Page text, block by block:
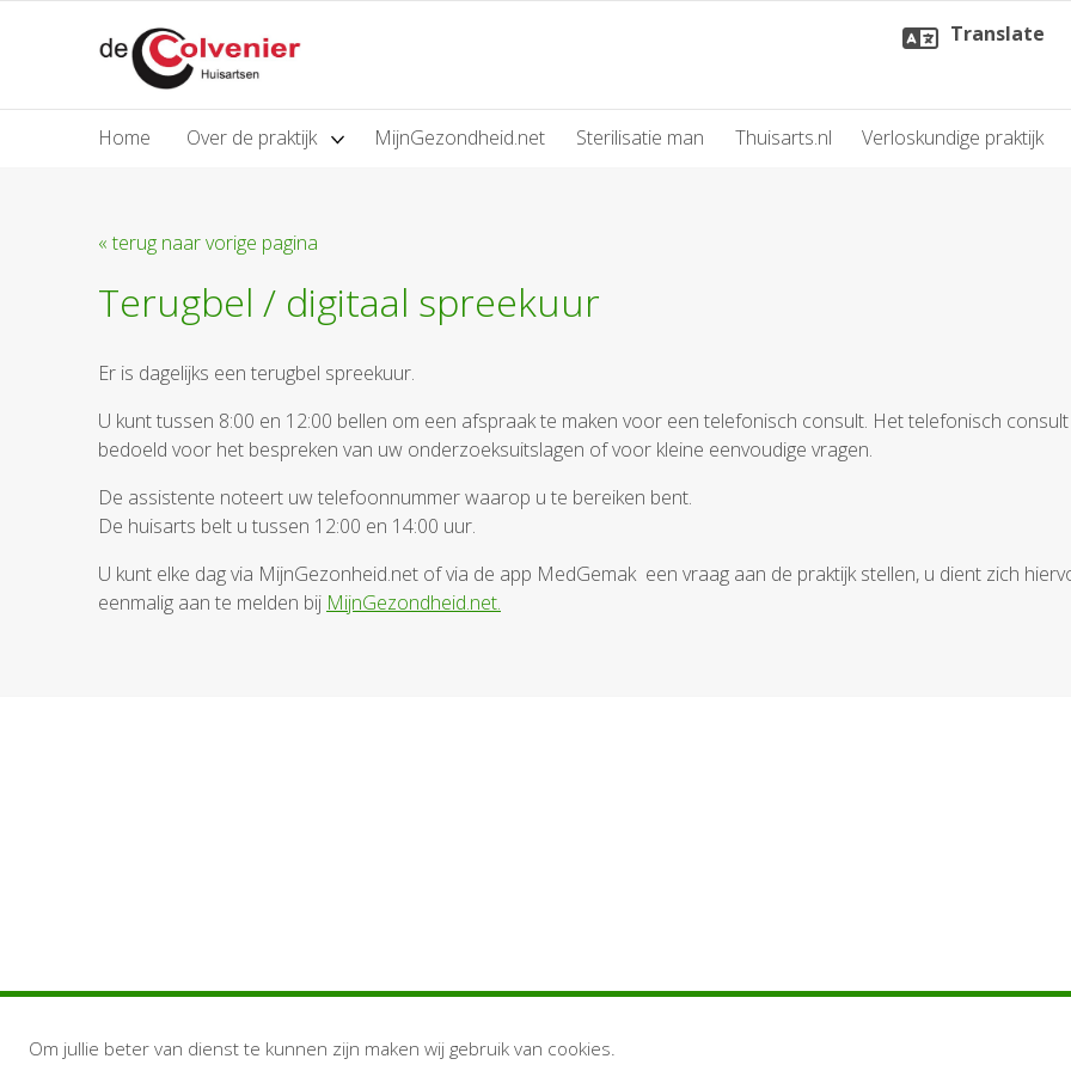
Translate
Home Over de praktijk MijnGezondheid.net Sterilisatie man Thuisarts.nl Verloskundige praktijk
« terug naar vorige pagina
Terugbel / digitaal spreekuur
Er is dagelijks een terugbel spreekuur.
U kunt tussen 8:00 en 12:00 bellen om een afspraak te maken voor een telefonisch consult. Het telefonisch
bedoeld voor het bespreken van uw onderzoeksuitslagen of voor kleine eenvoudige vragen.
De assistente noteert uw telefoonnummer waarop u te bereiken bent.
De huisarts belt u tussen 12:00 en 14:00 uur.
U kunt elke dag via MijnGezonheid.net of via de app MedGemak een vraag aan de praktijk stellen, u dient zich
eenmalig aan te melden bij MijnGezondheid.net.
Om jullie beter van dienst te kunnen zijn maken wij gebruik van cookies.